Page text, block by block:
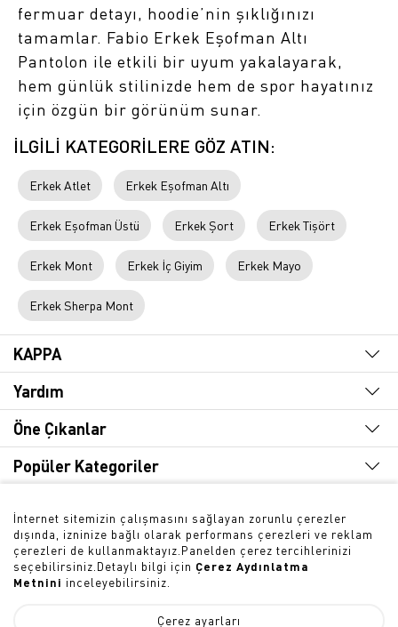
fermuar detayı, hoodie’nin şıklığınızı
tamamlar. Fabio Erkek Eşofman Altı
Pantolon ile etkili bir uyum yakalayarak,
hem günlük stilinizde hem de spor hayatınız
için özgün bir görünüm sunar.
İLGİLİ KATEGORİLERE GÖZ ATIN:
Erkek Atlet Erkek Eşofman Altı
Erkek Eşofman Üstü Erkek Şort Erkek Tişört
Erkek Mont Erkek İç Giyim Erkek Mayo
Erkek Sherpa Mont
KAPPA
Yardım
Öne Çıkanlar
Popüler Kategoriler
Bültene Abone Olun
İnternet sitemizin çalışmasını sağlayan zorunlu çerezler
dışında, izninize bağlı olarak performans çerezleri ve reklam
çerezleri de kullanmaktayız.Panelden çerez tercihlerinizi
seçebilirsiniz.Detaylı bilgi için Çerez Aydınlatma
Metnini inceleyebilirsiniz.
Çerez ayarları